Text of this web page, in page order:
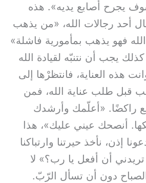
يجرح أصابع يديه». هذه
أحد رجالات الله، «من يذهب
فهو يذهب بمأمورية فاشلة»
يجب أن نتنبّه لقيادة الله
هذه العناية، فانتظرْها إلى
قبل طلب عناية الله، فمن
راكضًا. «أعلّمك وأرشدك
أنصحك عيني عليك»، هذا
إذن، نأخذ حيرتنا وارتباكنا
تريدني أن أفعل يا رب؟» لا
دون أن تسأل الرّبّ.